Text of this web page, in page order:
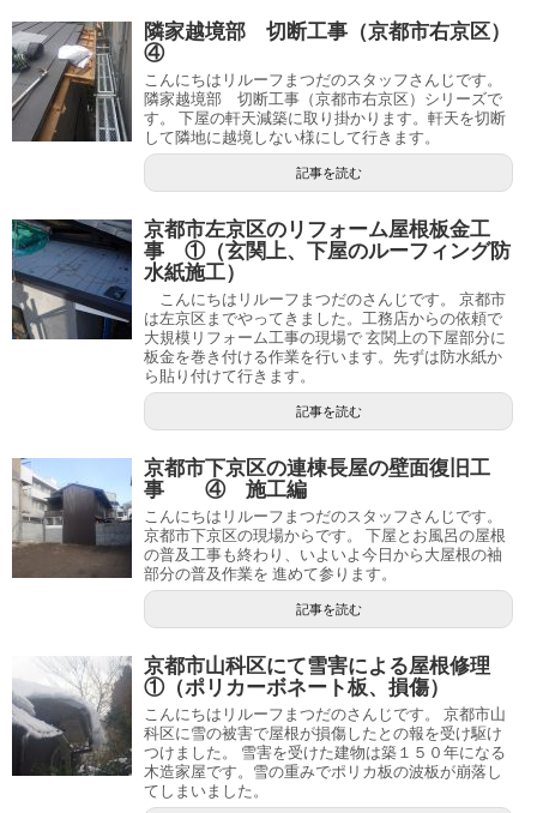
隣家越境部 切断工事（京都市右京区）
④
こんにちはリルーフまつだのスタッフさんじです。
隣家越境部 切断工事（京都市右京区）シリーズで
す。 下屋の軒天減築に取り掛かります。軒天を切断
して隣地に越境しない様にして行きます。
記事を読む
京都市左京区のリフォーム屋根板金工
事 ①（玄関上、下屋のルーフィング防
水紙施工）
こんにちはリルーフまつだのさんじです。 京都市
は左京区までやってきました。工務店からの依頼で
大規模リフォーム工事の現場で 玄関上の下屋部分に
板金を巻き付ける作業を行います。先ずは防水紙か
ら貼り付けて行きます。
記事を読む
京都市下京区の連棟長屋の壁面復旧工
事 ④ 施工編
こんにちはリルーフまつだのスタッフさんじです。
京都市下京区の現場からです。 下屋とお風呂の屋根
の普及工事も終わり、いよいよ今日から大屋根の袖
部分の普及作業を 進めて参ります。
記事を読む
京都市山科区にて雪害による屋根修理
①（ポリカーボネート板、損傷）
こんにちはリルーフまつだのさんじです。 京都市山
科区に雪の被害で屋根が損傷したとの報を受け駆け
つけました。 雪害を受けた建物は築１５０年になる
木造家屋です。雪の重みでポリカ板の波板が崩落し
てしまいました。